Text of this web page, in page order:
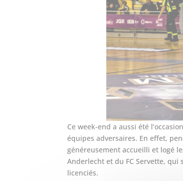
Ce week-end a aussi été
équipes adversaires. En effet,
généreusement accueilli et logé
Anderlecht et du FC Servette, qui
licenciés.